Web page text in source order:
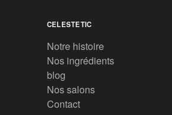
CELESTETIC
Notre histoire
Nos ingrédients
blog
Nos salons
Contact